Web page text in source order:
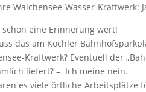
Walchensee-Wasser-Kraftwerk:
schon eine Erinnerung wert!
das am Kochler
Kraftwerk? Eventuell der
liefert? – Ich meine nein.
es viele örtliche Arbeitsplätze